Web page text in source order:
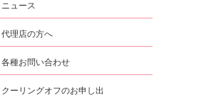
ニュース
代理店の方へ
各種お問い合わせ
クーリングオフのお申し出